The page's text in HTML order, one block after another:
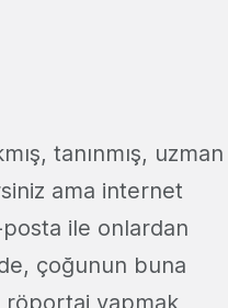
tanınmış, uzman
ama internet
ile onlardan
çoğunun buna
röportaj yapmak